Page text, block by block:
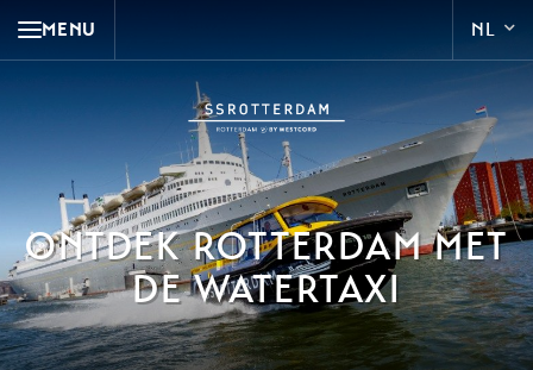
MENU
ONTDEK ROTTERDAM MET
DE WATERTAXI